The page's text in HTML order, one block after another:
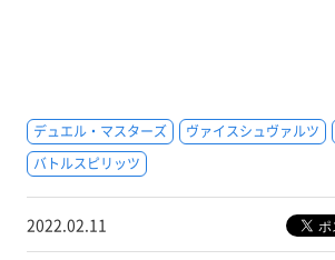
デュエル・マスターズ ヴァイスシュヴァルツ
バトルスピリッツ
2022.02.11